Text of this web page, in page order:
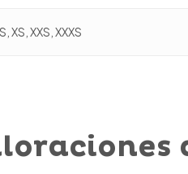
XS, XXS, XXXS